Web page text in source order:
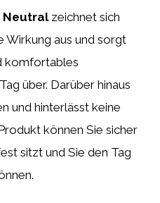
Neutralzeichnet sich
Wirkung aus und sorgt
komfortables
über. Darüber hinaus
und hinterlässt keine
können Sie sicher
sitzt und Sie den Tag